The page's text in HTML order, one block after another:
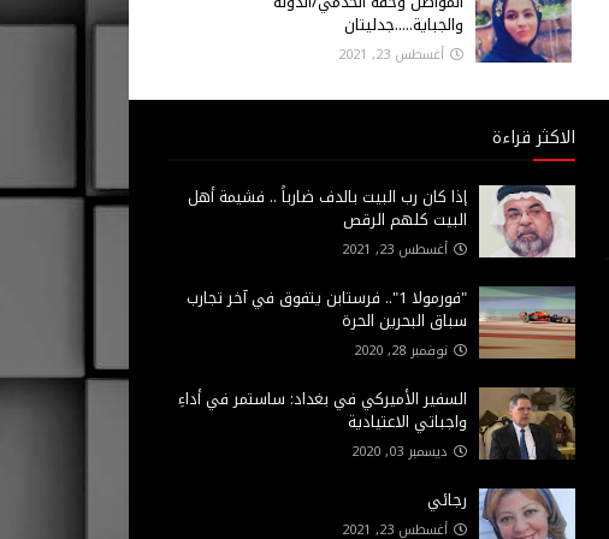
والجباية.....جدليتان
أغسطس 23, 2021
الاكثر قراءة
إذا كان رب البيت بالدف ضارباً .. فشيمة أهل
البيت كلهم الرقص
أغسطس 23, 2021
"فورمولا 1".. فرستابن يتفوق في آخر تجارب
سباق البحرين الحرة
نوفمبر 28, 2020
السفير الأميركي في بغداد: ساستمر في أداءِ
واجباتي الاعتيادية
ديسمبر 03, 2020
رجائي
أغسطس 23, 2021